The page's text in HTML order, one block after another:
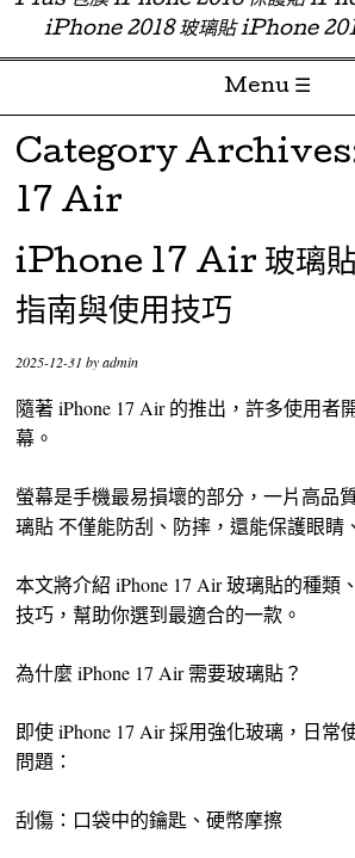
iPhone 2018 玻璃貼 iPhone
Menu ☰
Skip to content
Category
17 Air
iPhone 17 Air 玻璃貼
指南與使用技巧
2025-12-31 byadmin
隨著 iPhone 17 Air 的推出，許多使用者
幕。
螢幕是手機最易損壞的部分，一片高品
璃貼 不僅能防刮、防摔，還能保護眼睛
本文將介紹 iPhone 17 Air 玻璃貼的種類
技巧，幫助你選到最適合的一款。
為什麼 iPhone 17 Air 需要玻璃貼？
即使 iPhone 17 Air 採用強化玻璃，日常
問題：
刮傷：口袋中的鑰匙、硬幣摩擦